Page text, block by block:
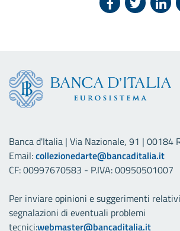
Banca d'Italia | Via Nazionale, 91 | 00184
Email:collezionedarte@bancaditalia.it
CF: 00997670583 - P.IVA: 00950501007
Per inviare opinioni e suggerimenti
segnalazioni di eventuali problemi
tecnici:webmaster@bancaditalia.it